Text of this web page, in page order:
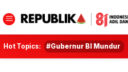
Hot Topics: #Gubernur BI Mundur